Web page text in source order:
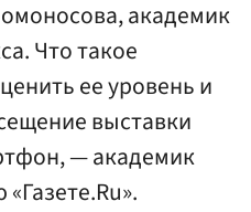
академик
Что такое
ее уровень и
выставки
— академик